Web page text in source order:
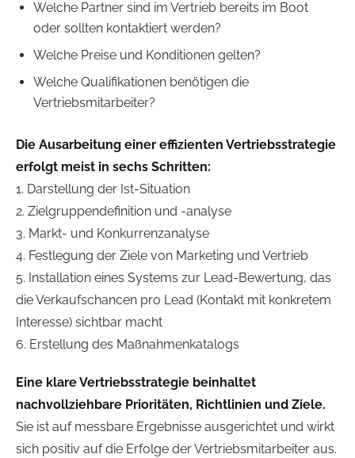
Welche Partner sind im Vertrieb bereits im Boot
oder sollten kontaktiert werden?
Welche Preise und Konditionen gelten?
Welche Qualifikationen benötigen die
Vertriebsmitarbeiter?
Die Ausarbeitung einer effizienten Vertriebsstrategie
erfolgt meist in sechs Schritten:
1. Darstellung der Ist-Situation
2. Zielgruppendefinition und -analyse
3. Markt- und Konkurrenzanalyse
4. Festlegung der Ziele von Marketing und Vertrieb
5. Installation eines Systems zur Lead-Bewertung, das
die Verkaufschancen pro Lead (Kontakt mit konkretem
Interesse) sichtbar macht
6. Erstellung des Maßnahmenkatalogs
Eine klare Vertriebsstrategie beinhaltet
nachvollziehbare Prioritäten, Richtlinien und Ziele.
Sie ist auf messbare Ergebnisse ausgerichtet und wirkt
sich positiv auf die Erfolge der Vertriebsmitarbeiter aus.